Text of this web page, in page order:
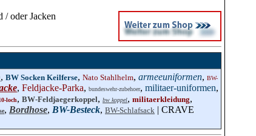
/ oder Jacken
, BW Socken Keilferse, Nato Stahlhelm, armeeuniformen, BW-
, Feldjacke-Parka, bundeswehr-zubehoer, militaer-uniformen,
loch, BW-Feldjaegerkoppel, bw koppel, militaerkleidung,
, Bordhose, BW-Besteck, BW-Schlafsack | CRAVE